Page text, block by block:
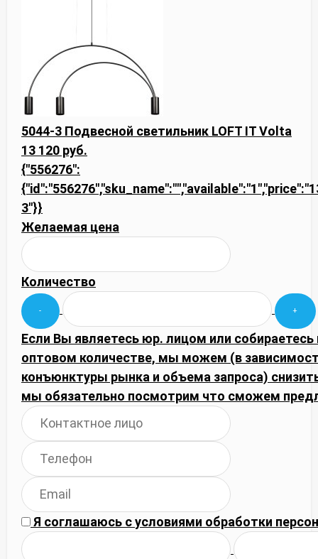
5044-3 Подвесной светильник LOFT IT Volta
13 120 руб.
{"556276":
3"}}
Желаемая цена
Количество
Если Вы являетесь юр. лицом или собираетесь
оптовом количестве, мы можем (в
конъюнктуры рынка и объема запроса)
мы обязательно посмотрим что сможем
Я соглашаюсь сусловиями обработки